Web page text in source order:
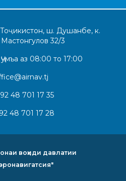
Тоҷикистон, ш. Душанбе, к.
32/3
аз 08:00 то 17:00
48 701 17 35
48 701 17 28
воҳиди давлатии